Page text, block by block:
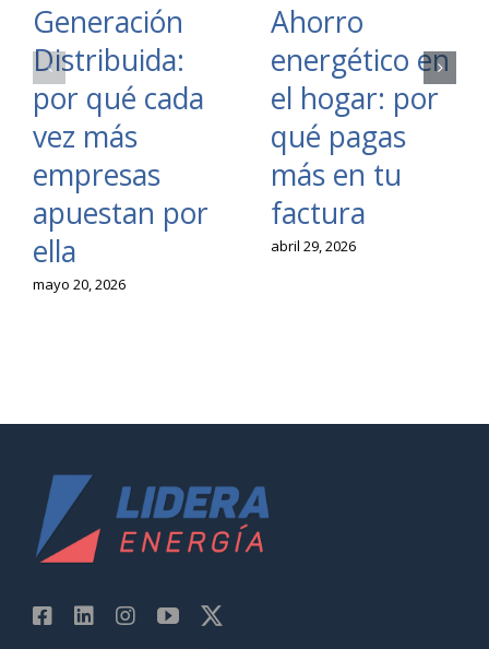
Generación
Distribuida:
por qué cada
vez más
empresas
apuestan por
ella
mayo 20, 2026
Ahorro
energético en
el hogar: por
qué pagas
más en tu
factura
abril 29, 2026